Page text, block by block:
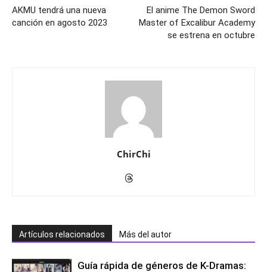
AKMU tendrá una nueva
canción en agosto 2023
El anime The Demon Sword
Master of Excalibur Academy
se estrena en octubre
ChirChi
Artículos relacionados Más del autor
Guía rápida de géneros de K-Dramas: